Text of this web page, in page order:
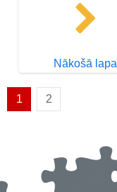
Nākošā lapa
1 2